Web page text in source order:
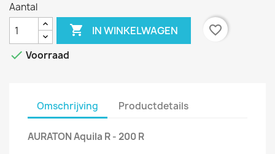
Aantal
 IN WINKELWAGEN
favorite_border
 Voorraad
Omschrijving Productdetails
AURATON Aquila R - 200 R